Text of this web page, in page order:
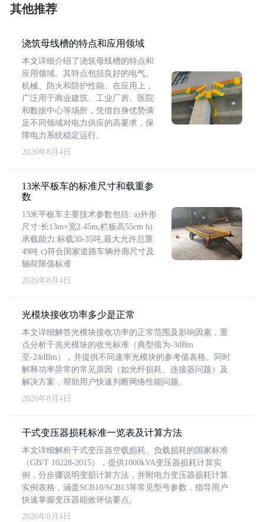
其他推荐
浇筑母线槽的特点和应用领域
本文详细介绍了浇筑母线槽的特点和
应用领域。其特点包括良好的电气、
机械、防火和防护性能。在应用上，
广泛用于商业建筑、工业厂房、医院
和数据中心等场所，凭借自身优势满
足不同领域对电力供应的高要求，保
障电力系统稳定运行。
2026年8月4日
13米平板车的标准尺寸和载重参
数
13米平板车主要技术参数包括: a)外形
尺寸:长13m×宽2.45m,栏板高55cm b)
承载能力:标载30-35吨,最大允许总重
49吨 c)符合国家道路车辆外廓尺寸及
轴荷限值标准
2026年8月4日
光模块接收功率多少是正常
本文详细解答光模块接收功率的正常范围及影响因素，重
点分析千兆光模块的收光标准（典型值为-3dBm
至-24dBm），并提供不同速率光模块的参考值表格。同时
解释功率异常的常见原因（如光纤损耗、连接器问题）及
解决方案，帮助用户快速判断网络性能问题。
2026年8月4日
干式变压器损耗标准一览表及计算方法
本文详细解析干式变压器空载损耗、负载损耗的国家标准
（GB/T 10228-2015），提供1000kVA变压器损耗计算实
例，分步骤说明变损计算方法，并附电力变压器损耗计算
实例表格，涵盖SCB10/SCB13等常见型号参数，指导用户
快速掌握变压器能效评估要点。
2026年8月4日